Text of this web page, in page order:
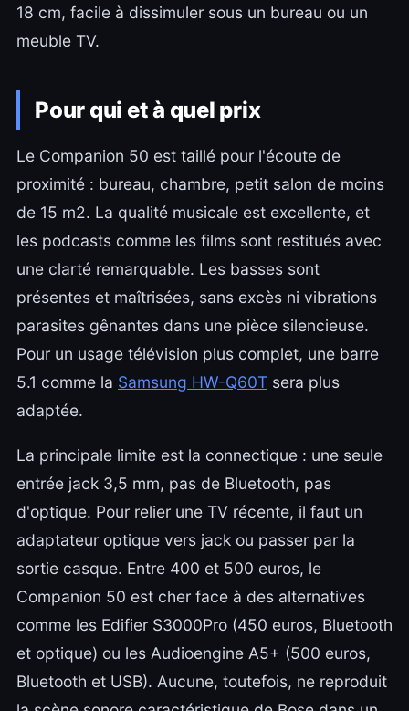
18 cm, facile à dissimuler sous un bureau ou un
meuble TV.
Pour qui et à quel prix
Le Companion 50 est taillé pour l'écoute de
proximité : bureau, chambre, petit salon de moins
de 15 m2. La qualité musicale est excellente, et
les podcasts comme les films sont restitués avec
une clarté remarquable. Les basses sont
présentes et maîtrisées, sans excès ni vibrations
parasites gênantes dans une pièce silencieuse.
Pour un usage télévision plus complet, une barre
5.1 comme la Samsung HW-Q60T sera plus
adaptée.
La principale limite est la connectique : une seule
entrée jack 3,5 mm, pas de Bluetooth, pas
d'optique. Pour relier une TV récente, il faut un
adaptateur optique vers jack ou passer par la
sortie casque. Entre 400 et 500 euros, le
Companion 50 est cher face à des alternatives
comme les Edifier S3000Pro (450 euros, Bluetooth
et optique) ou les Audioengine A5+ (500 euros,
Bluetooth et USB). Aucune, toutefois, ne reproduit